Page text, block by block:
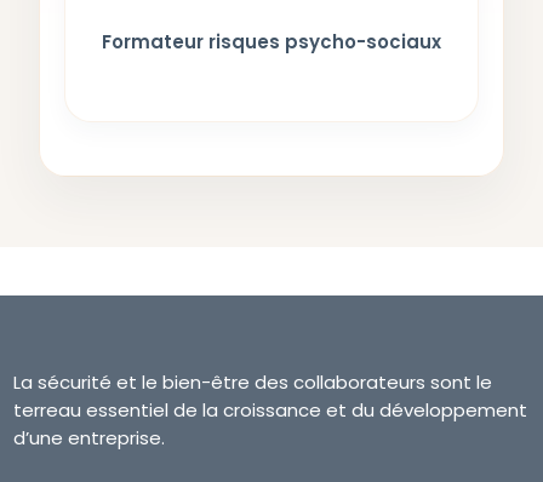
Formateur risques psycho-sociaux
La sécurité et le bien-être des collaborateurs sont le
terreau essentiel de la croissance et du développement
d’une entreprise.